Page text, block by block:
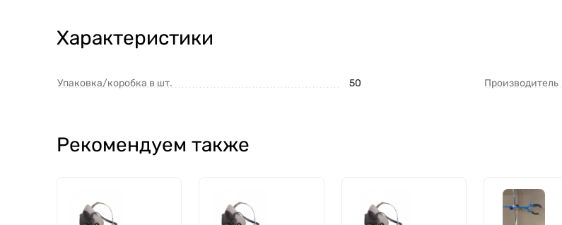
Характеристики
Упаковка/коробка в шт. 50 Производитель
Рекомендуем также